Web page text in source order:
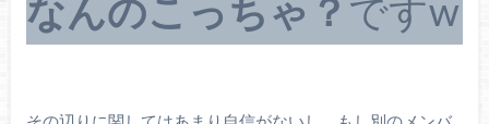
なんのこっちゃ？ ですw